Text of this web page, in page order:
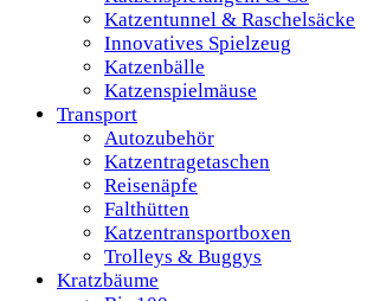
Katzentunnel & Raschelsäcke
Innovatives Spielzeug
Katzenbälle
Katzenspielmäuse
Transport
Autozubehör
Katzentragetaschen
Reisenäpfe
Falthütten
Katzentransportboxen
Trolleys & Buggys
Kratzbäume